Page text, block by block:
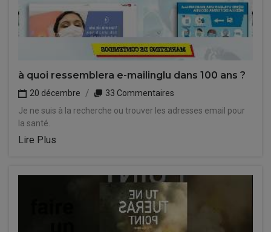
à quoi ressemblera e-mailinglu dans 100 ans ?
20 décembre
33 Commentaires
Je ne suis à la recherche ou trouver les adresses email pour
la santé.
Lire Plus